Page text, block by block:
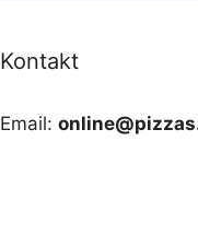
Kontakt
Email: